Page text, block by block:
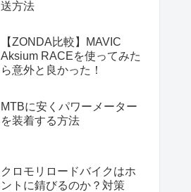
送方法
【ZONDA比較】MAVIC
Aksium RACEを使ってみた
ら意外と良かった！
MTBに安くパワーメーター
を装着する方法
クロモリロードバイクはホ
ントに錆びるのか？対策